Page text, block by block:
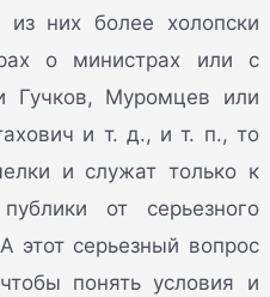
них более холопски
о министрах или с
Гучков, Муромцев или
и т. д., и т. п., то
и служат только к
от серьезного
этот серьезный вопрос
понять условия и